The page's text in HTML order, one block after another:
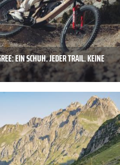
EIN SCHUH. JEDER TRAIL. KEINE